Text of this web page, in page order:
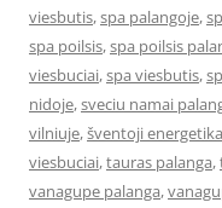
viesbutis,spa palangoje,
spa poilsis,spa poilsis
viesbuciai,spa viesbutis,
nidoje,sveciu namai
vilniuje,šventoji
viesbuciai,tauras palanga,
vanagupe palanga,